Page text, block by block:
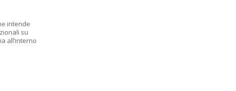
intende
su
all’interno